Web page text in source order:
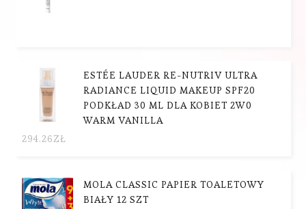
ESTÉE LAUDER RE-NUTRIV ULTRA
RADIANCE LIQUID MAKEUP SPF20
PODKŁAD 30 ML DLA KOBIET 2W0
WARM VANILLA
294.26ZŁ
MOLA CLASSIC PAPIER TOALETOWY
BIAŁY 12 SZT